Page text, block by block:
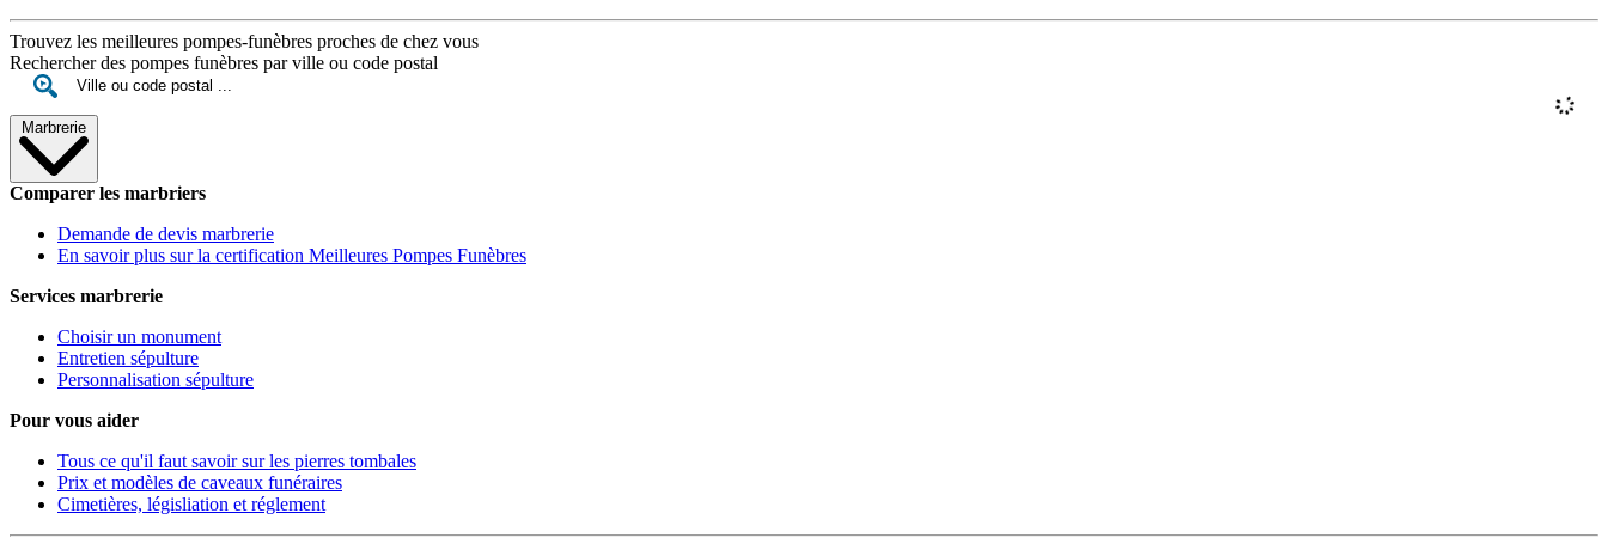
Trouvez les meilleures pompes-funèbres proches de chez vous
Rechercher des pompes funèbres par ville ou code postal
Marbrerie
Comparer les marbriers
Demande de devis marbrerie
En savoir plus sur la certification Meilleures Pompes Funèbres
Services marbrerie
Choisir un monument
Entretien sépulture
Personnalisation sépulture
Pour vous aider
Tous ce qu'il faut savoir sur les pierres tombales
Prix et modèles de caveaux funéraires
Cimetières, législiation et réglement